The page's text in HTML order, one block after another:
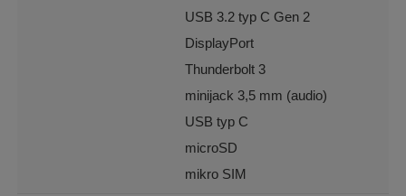
USB 3.2 typ C Gen 2
DisplayPort
Thunderbolt 3
minijack 3,5 mm (audio)
USB typ C
microSD
mikro SIM